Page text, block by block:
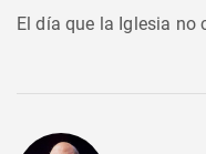
El día que la Iglesia no